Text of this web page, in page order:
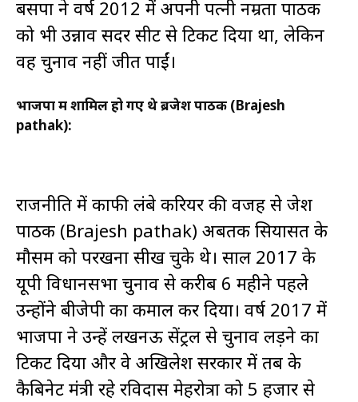
बसपा ने वर्ष 2012 में अपनी पत्नी नम्रता पाठक
को भी उन्नाव सदर सीट से टिकट दिया था, लेकिन
वह चुनाव नहीं जीत पाईं।
भाजपा में शामिल हो गए थे ब्रजेश पाठक (Brajesh
pathak):
राजनीति में काफी लंबे करियर की वजह से ब्रजेश
पाठक (Brajesh pathak) अबतक सियासत के
मौसम को परखना सीख चुके थे। साल 2017 के
यूपी विधानसभा चुनाव से करीब 6 महीने पहले
उन्होंने बीजेपी का कमाल कर दिया। वर्ष 2017 में
भाजपा ने उन्हें लखनऊ सेंट्रल से चुनाव लड़ने का
टिकट दिया और वे अखिलेश सरकार में तब के
कैबिनेट मंत्री रहे रविदास मेहरोत्रा ​​को 5 हजार से